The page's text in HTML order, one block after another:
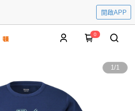
開啟APP
0
1/1